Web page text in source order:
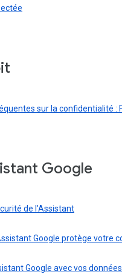
sur la confidentialité :
Google
de l'Assistant
Google protège votre
Google avec vos données